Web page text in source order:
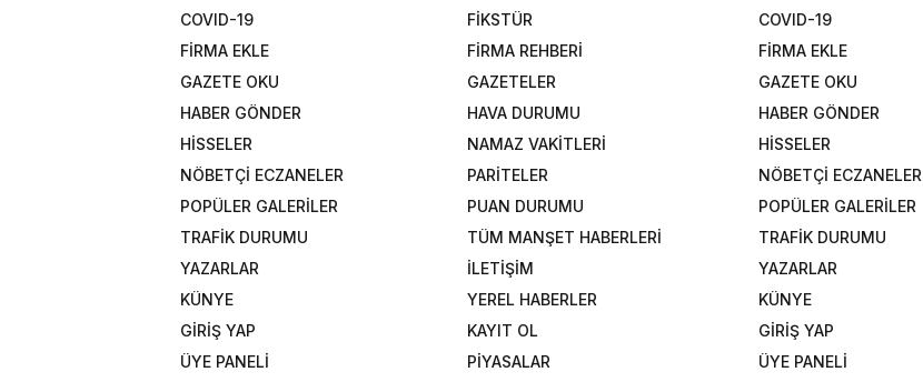
COVID-19
FİKSTÜR
FİRMA EKLE
FİRMA REHBERİ
GAZETE OKU
GAZETELER
HABER GÖNDER
HAVA DURUMU
HİSSELER
NAMAZ VAKİTLERİ
NÖBETÇİ ECZANELER
PARİTELER
POPÜLER GALERİLER
PUAN DURUMU
TRAFİK DURUMU
TÜM MANŞET HABERLERİ
YAZARLAR
İLETİŞİM
KÜNYE
YEREL HABERLER
GİRİŞ YAP
KAYIT OL
ÜYE PANELİ
PİYASALAR
COVID-19
FİRMA EKLE
GAZETE OKU
HABER GÖNDER
HİSSELER
NÖBETÇİ ECZANELER
POPÜLER GALERİLER
TRAFİK DURUMU
YAZARLAR
KÜNYE
GİRİŞ YAP
ÜYE PANELİ